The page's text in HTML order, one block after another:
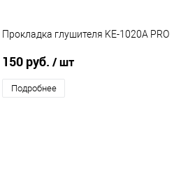
Прокладка глушителя KE-1020A PRO
150 руб. / шт
Подробнее